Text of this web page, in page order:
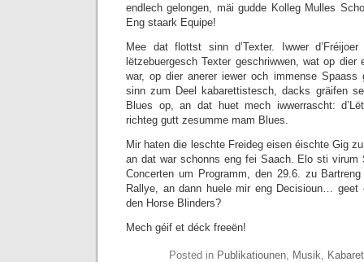
endlech gelongen, mäi gudde Kolleg Mulles
Eng staark Equipe!
Mee dat flottst sinn d’Texter. Iwwer
lëtzebuergesch Texter geschriwwen, wat op dier
war, op dier anerer iewer och immense Spaass
sinn zum Deel kabarettistesch, dacks gräifen
Blues op, an dat huet mech iwwerrascht:
richteg gutt zesumme mam Blues.
Mir haten die leschte Freideg eisen éischte Gig
an dat war schonns eng fei Saach. Elo sti virum
Concerten um Programm, den 29.6. zu
Rallye, an dann huele mir eng Decisioun… geet
den Horse Blinders?
Mech géif et déck freeën!
Posted in Publikatiounen, Musik, Kabaret